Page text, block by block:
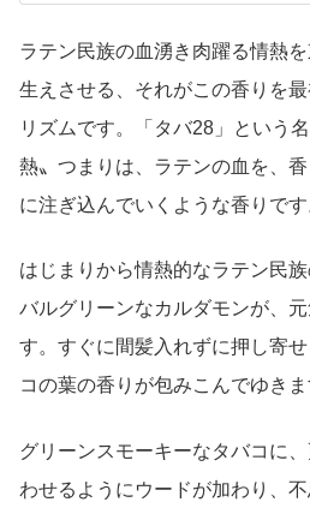
ラテン民族の血湧き肉躍る情熱
生えさせる、それがこの香りを
リズムです。「タバ28」という
熱〟つまりは、ラテンの血を、
に注ぎ込んでいくような香りです
はじまりから情熱的なラテン民
バルグリーンなカルダモンが、
す。すぐに間髪入れずに押し寄
コの葉の香りが包みこんでゆきま
グリーンスモーキーなタバコに
わせるようにウードが加わり、